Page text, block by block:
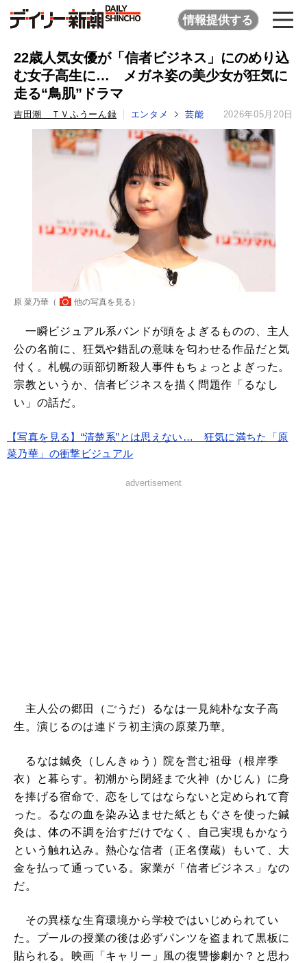
情報提供する
22歳人気女優が「信者ビジネス」にのめり込
む女子高生に… メガネ姿の美少女が狂気に
走る“鳥肌”ドラマ
吉田潮 ＴＶふうーん録 エンタメ 芸能 2026年05月20日
原 菜乃華（ 他の写真を見る ）
一瞬ビジュアル系バンドが頭をよぎるものの、主人
公の名前に、狂気や錯乱の意味を匂わせる作品だと気
付く。札幌の頭部切断殺人事件もちょっとよぎった。
宗教というか、信者ビジネスを描く問題作「るなし
い」の話だ。
【写真を見る】“清楚系”とは思えない… 狂気に満ちた「原
菜乃華」の衝撃ビジュアル
advertisement
主人公の郷田（ごうだ）るなは一見純朴な女子高
生。演じるのは連ドラ初主演の原菜乃華。
るなは鍼灸（しんきゅう）院を営む祖母（根岸季
衣）と暮らす。初潮から閉経まで火神（かじん）に身
を捧げる宿命で、恋をしてはならないと定められて育
った。るなの血を染み込ませた紙ともぐさを使った鍼
灸は、体の不調を治すだけでなく、自己実現もかなう
という触れ込み。熱心な信者（正名僕蔵）もいて、大
金を払って通っている。家業が「信者ビジネス」なの
だ。
その異様な生育環境から学校ではいじめられてい
た。プールの授業の後は必ずパンツを盗まれて黒板に
貼られる。映画「キャリー」風の復讐惨劇か？と思わ